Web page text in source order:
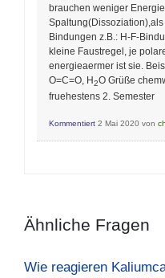
brauchen weniger
Bindungen z.B.: H-F-
kleine Faustregel, je
energieaermer ist sie.
O=C=O, H2O Grüße
fruehestens 2. Semester
Kommentiert 2 Mai 2020 von
Ähnliche Fragen
Wie reagieren